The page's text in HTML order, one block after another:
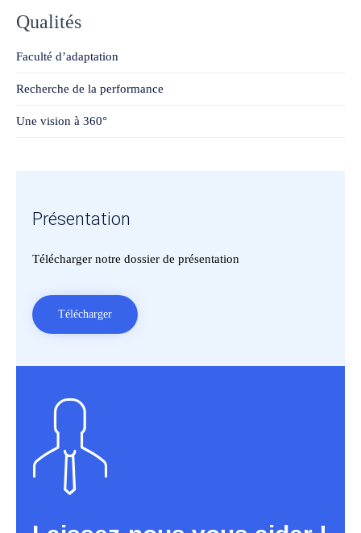
Qualités
Faculté d’adaptation
Recherche de la performance
Une vision à 360°
Présentation
Télécharger notre dossier de présentation
Télécharger